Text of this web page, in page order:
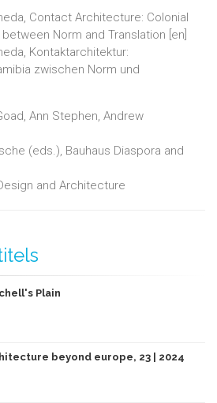
Contact Architecture: Colonial
Norm and Translation [en]
Kontaktarchitektur:
zwischen Norm und
Ann Stephen, Andrew
(eds.), Bauhaus Diaspora and
and Architecture
Plain
beyond europe, 23 | 2024